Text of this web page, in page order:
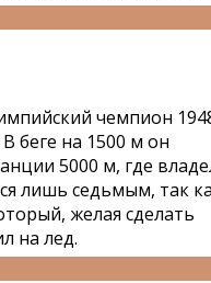
чемпион
беге на 1500 м он
5000 м, где
лишь седьмым, так
желая сделать
на лед.